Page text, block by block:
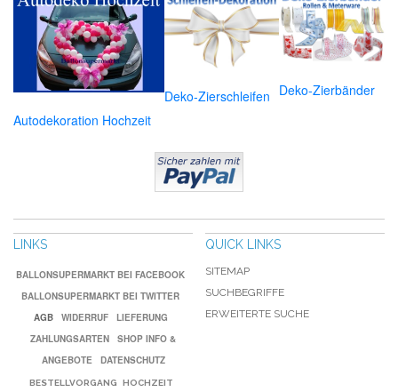
Autodekoration Hochzeit
Deko-Zierschleifen Deko-Zierbänder
LINKS
BALLONSUPERMARKT BEI FACEBOOK
BALLONSUPERMARKT BEI TWITTER
AGB
WIDERRUF
LIEFERUNG
ZAHLUNGSARTEN
SHOP INFO &
ANGEBOTE
DATENSCHUTZ
BESTELLVORGANG
HOCHZEIT
QUICK LINKS
SITEMAP
SUCHBEGRIFFE
ERWEITERTE SUCHE